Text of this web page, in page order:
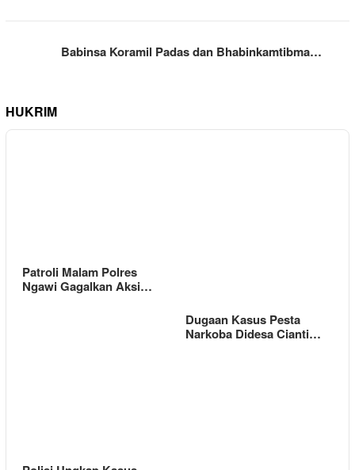
Babinsa Koramil Padas dan Bhabinkamtibma…
HUKRIM
Patroli Malam Polres
Ngawi Gagalkan Aksi…
Dugaan Kasus Pesta
Narkoba Didesa Cianti…